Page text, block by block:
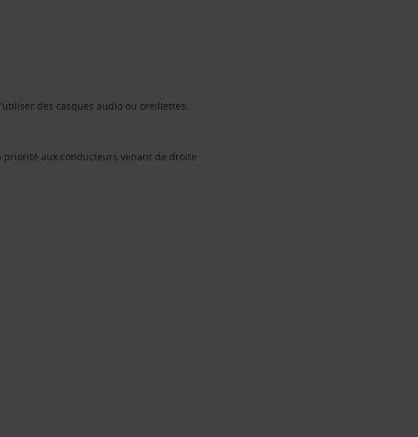
des casques audio ou oreillettes.
priorité aux conducteurs venant de droite